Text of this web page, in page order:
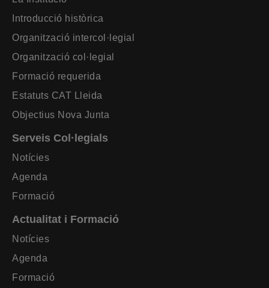
Introducció històrica
Organització intercol·legial
Organització col·legial
Formació requerida
Estatuts CAT Lleida
Objectius Nova Junta
Serveis Col·legials
Notícies
Agenda
Formació
Actualitat i Formació
Notícies
Agenda
Formació